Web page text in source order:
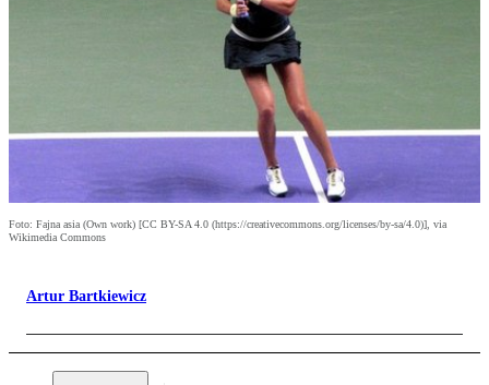
Foto: Fajna asia (Own work) [CC BY-SA 4.0 (https://creativecommons.org/licenses/by-sa/4.0)], via
Wikimedia Commons
Artur Bartkiewicz